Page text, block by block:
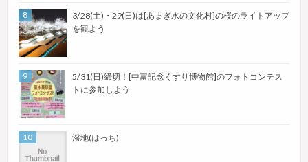
3/28(土)・29(日)は[あまぎ水の文化村]の桜のライトアップ
を観よう
5/31(日)締切！[中富記念くすり博物館]のフォトコンテス
トに参加しよう
潑地(はっち)